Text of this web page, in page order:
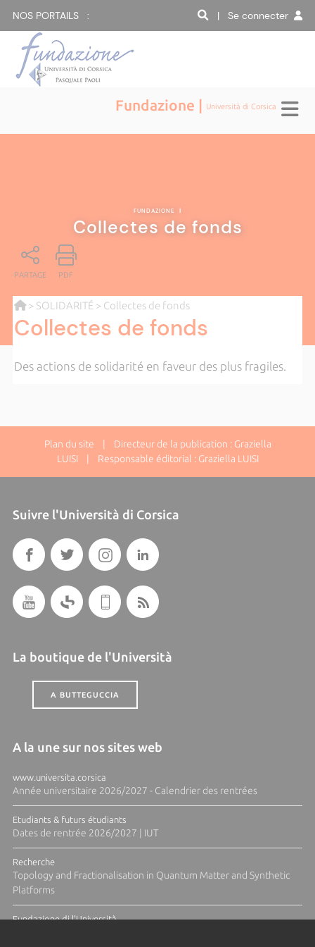
NOS PORTAILS : | Se connecter
Fundazione | Università di Corsica
FUNDAZIONE |
Collectes de fonds
PARTAGE PDF
> SOLIDARITÉ > Collectes de fonds
Collectes de fonds
Des actions de solidarité en faveur des plus fragiles.
Plan du site | Directeur de la publication : Graziella
LUISI | Responsable éditorial : Graziella LUISI
Suivre l'Università di Corsica
La boutique de l'Università
A BUTTEGUCCIA
A la une sur nos sites web
www.universita.corsica
Année universitaire 2026/2027 - Calendrier des rentrées
Etudiants & futurs étudiants
Dates de rentrée 2026/2027 | IUT
Recherche
Topology and Fractionalisation in Quantum Matter and Synthetic
Platforms
Fundazione di l'Università